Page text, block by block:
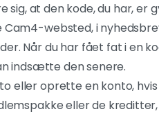
at den kode, du har, er
websted, i
Når du har fået fat i en
indsætte den senere.
eller oprette en konto, hvis
eller de